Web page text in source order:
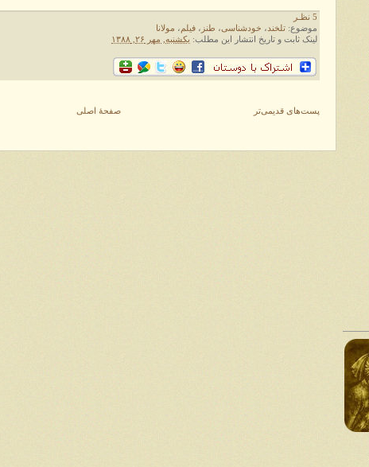
5 نظـر
موضوع: تلخند، خودشناسی، طنز ، فیلم، مولانا
لینک ثابت و تاریخ انتشار این مطلب: یکشنبه, مهر ۲۶, ۱۳۸۸
پست‌های قدیمی‌تر صفحهٔ اصلی